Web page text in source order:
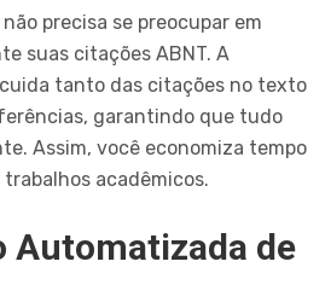
precisa se preocupar em
suas citações ABNT. A
tanto das citações no texto
garantindo que tudo
Assim, você economiza tempo
acadêmicos.
Automatizada de